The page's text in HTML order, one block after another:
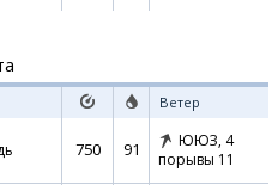
Ветер
750 91 ЮЮЗ, 4
порывы 11